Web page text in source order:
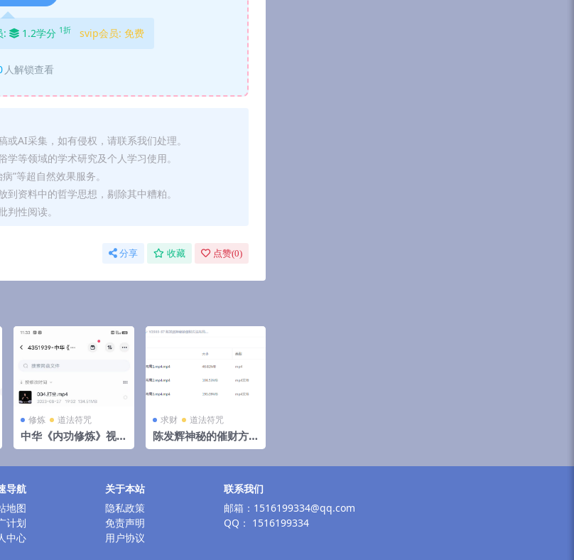
: 1.2学分 1折 svip会员: 免费
人解锁查看
AI采集，如有侵权，请联系我们处理。
等领域的学术研究及个人学习使用。
”等超自然效果服务。
资料中的哲学思想，剔除其中糟粕。
性阅读。
分享 收藏 点赞(0)
修炼 道法符咒
中华《内功修炼》视
频课全集7集
求财 道法符咒
陈发辉神秘的催财方
法布局全3集
导航
地图
计划
中心
关于本站
隐私政策
免责声明
用户协议
联系我们
邮箱：1516199334@qq.com
QQ： 1516199334